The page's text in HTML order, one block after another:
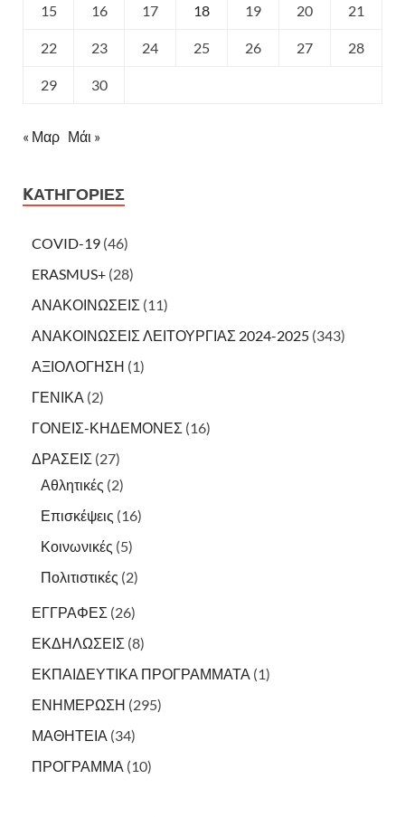
15 16 17 18 19 20 21
22 23 24 25 26 27 28
29 30
« Μαρ Μάι »
KΑΤΗΓΟΡΊΕΣ
COVID-19 (46)
ERASMUS+ (28)
ΑΝΑΚΟΙΝΩΣΕΙΣ (11)
ΑΝΑΚΟΙΝΩΣΕΙΣ ΛΕΙΤΟΥΡΓΙΑΣ 2024-2025 (343)
ΑΞΙΟΛΟΓΗΣΗ (1)
ΓΕΝΙΚΑ (2)
ΓΟΝΕΙΣ-ΚΗΔΕΜΟΝΕΣ (16)
ΔΡΑΣΕΙΣ (27)
Αθλητικές (2)
Επισκέψεις (16)
Κοινωνικές (5)
Πολιτιστικές (2)
ΕΓΓΡΑΦΕΣ (26)
ΕΚΔΗΛΩΣΕΙΣ (8)
ΕΚΠΑΙΔΕΥΤΙΚΑ ΠΡΟΓΡΑΜΜΑΤΑ (1)
ΕΝΗΜΕΡΩΣΗ (295)
ΜΑΘΗΤΕΙΑ (34)
ΠΡΟΓΡΑΜΜΑ (10)